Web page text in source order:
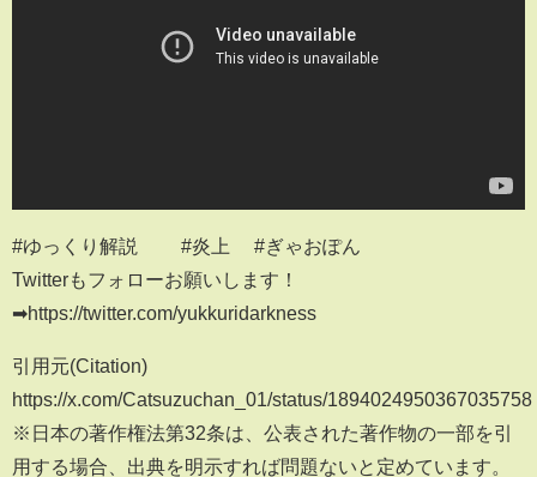
#ゆっくり解説 #炎上 #ぎゃおぽん
Twitterもフォローお願いします！
➡https://twitter.com/yukkuridarkness
引用元(Citation)
https://x.com/Catsuzuchan_01/status/1894024950367035758
※日本の著作権法第32条は、公表された著作物の一部を引
用する場合、出典を明示すれば問題ないと定めています。